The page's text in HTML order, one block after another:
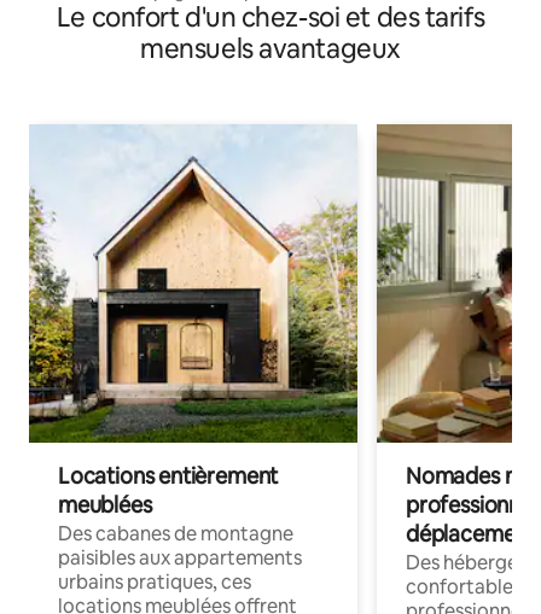
Le confort d'un chez-soi et des tarifs
mensuels avantageux
Locations entièrement
meublées
Des cabanes de montagne
paisibles aux appartements
urbains pratiques, ces
locations meublées offrent
Nomades
déplacement
Des
confortables